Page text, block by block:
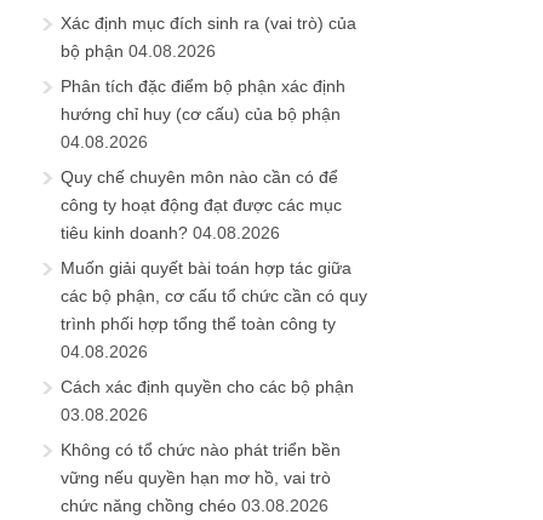
Xác định mục đích sinh ra (vai trò) của
bộ phận 04.08.2026
Phân tích đặc điểm bộ phận xác định
hướng chỉ huy (cơ cấu) của bộ phận
04.08.2026
Quy chế chuyên môn nào cần có để
công ty hoạt động đạt được các mục
tiêu kinh doanh? 04.08.2026
Muốn giải quyết bài toán hợp tác giữa
các bộ phận, cơ cấu tổ chức cần có quy
trình phối hợp tổng thể toàn công ty
04.08.2026
Cách xác định quyền cho các bộ phận
03.08.2026
Không có tổ chức nào phát triển bền
vững nếu quyền hạn mơ hồ, vai trò
chức năng chồng chéo 03.08.2026